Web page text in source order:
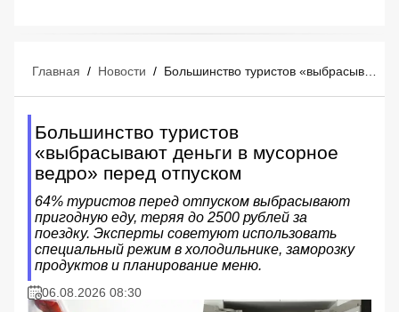
Главная / Новости /
Большинство туристов
«выбрасывают деньги в мусорное
ведро» перед отпуском
64% туристов перед отпуском выбрасывают
пригодную еду, теряя до 2500 рублей за
поездку. Эксперты советуют использовать
специальный режим в холодильнике, заморозку
продуктов и планирование меню.
06.08.2026 08:30